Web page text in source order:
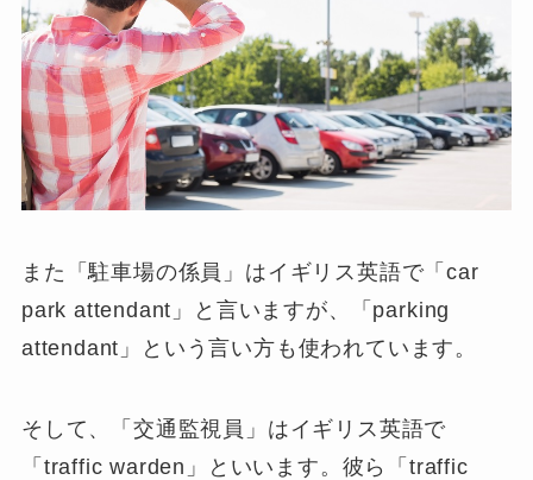
また「駐車場の係員 」はイギリス英語で「car
park attendant 」と言いますが、「 parking
attendant 」という言い方も使われています。
そして、「 交通監視員 」はイギリス英語で
「 traffic warden 」といいます。彼ら「traffic